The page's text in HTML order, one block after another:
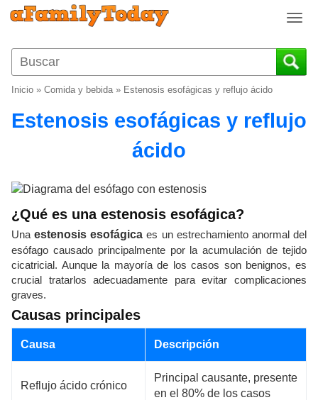
T
g
g
a
o
n
Inicio » Comida y bebida» Estenosis esofágicas y reflujo ácido
Estenosis esofágicas y reflujo
ácido
¿Qué es una estenosis esofágica?
Unaestenosis esofágica es un estrechamiento anormal del
esófago causado principalmente por la acumulación de tejido
cicatricial. Aunque la mayoría de los casos son benignos, es
crucial tratarlos adecuadamente para evitar complicaciones
graves.
Causas principales
Causa Descripción
Reflujo ácido crónico
Principal causante, presente
en el 80% de los casos